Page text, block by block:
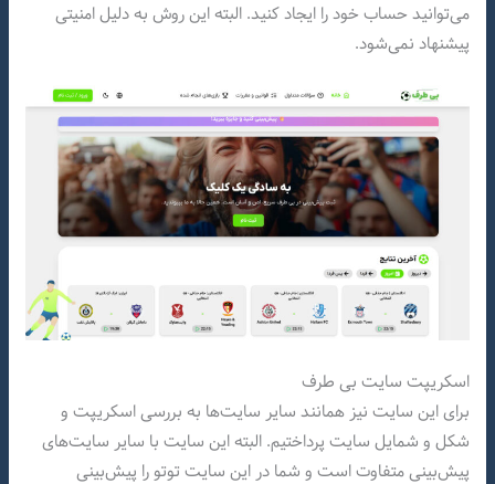
می‌توانید حساب خود را ایجاد کنید. البته این روش به دلیل امنیتی
پیشنهاد نمی‌شود.
اسکریپت سایت بی طرف
برای این سایت نیز همانند سایر سایت‌ها به بررسی اسکریپت و
شکل و شمایل سایت پرداختیم. البته این سایت با سایر سایت‌های
پیش‌بینی متفاوت است و شما در این سایت توتو را پیش‌بینی